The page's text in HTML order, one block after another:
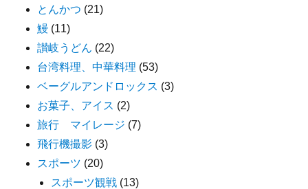
とんかつ (21)
鰻 (11)
讃岐うどん (22)
台湾料理、中華料理 (53)
ベーグルアンドロックス (3)
お菓子、アイス (2)
旅行 マイレージ (7)
飛行機撮影 (3)
スポーツ (20)
スポーツ観戦 (13)